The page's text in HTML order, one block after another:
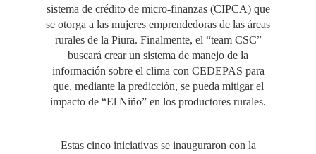
sistema de crédito de micro-finanzas (CIPCA) que
se otorga a las mujeres emprendedoras de las áreas
rurales de la Piura. Finalmente, el “team CSC”
buscará crear un sistema de manejo de la
información sobre el clima con CEDEPAS para
que, mediante la predicción, se pueda mitigar el
impacto de “El Niño” en los productores rurales.
Estas cinco iniciativas se inauguraron con la